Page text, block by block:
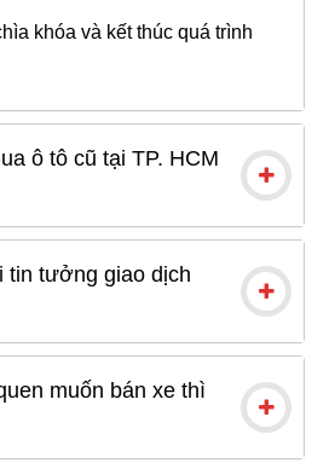
khóa và kết thúc quá trình
ô tô cũ tại TP. HCM
tin tưởng giao dịch
muốn bán xe thì